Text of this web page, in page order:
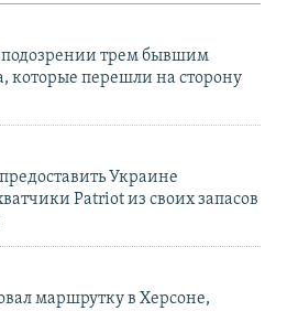
трем бывшим
которые перешли на сторону
Украине
Patriot из своих запасов
маршрутку в Херсоне,